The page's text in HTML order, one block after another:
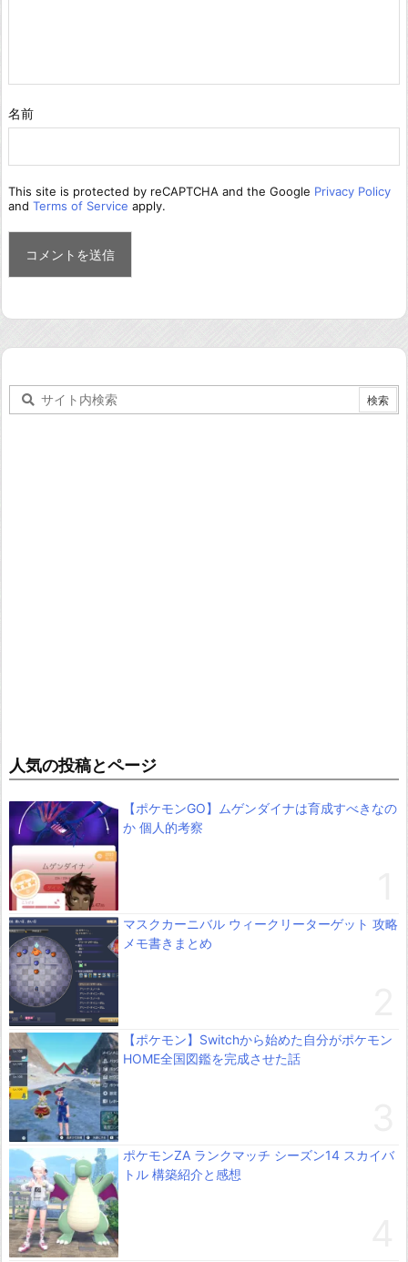
名前
This site is protected by reCAPTCHA and the Google Privacy Policy
and Terms of Service apply.
人気の投稿とページ
【ポケモンGO】ムゲンダイナは育成すべきなの
か 個人的考察
マスクカーニバル ウィークリーターゲット 攻略
メモ書きまとめ
【ポケモン】Switchから始めた自分がポケモン
HOME全国図鑑を完成させた話
ポケモンZA ランクマッチ シーズン14 スカイバ
トル 構築紹介と感想